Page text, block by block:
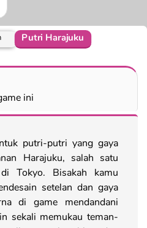
Putri Harajuku
ini
putri-putri yang gaya
Harajuku, salah satu
Tokyo. Bisakah kamu
setelan dan gaya
di game mendandani
sekali memukau teman-